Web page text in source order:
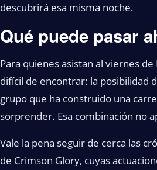
descubrirá esa misma noche.
Qué puede pasar
Para quienes asistan al viernes
difícil de encontrar: la posibilidad
grupo que ha construido una
sorprender. Esa combinación no
Vale la pena seguir de cerca las
de Crimson Glory, cuyas